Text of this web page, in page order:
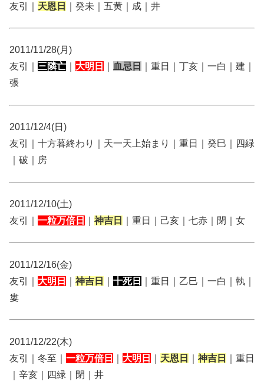
友引｜ 天恩日 ｜癸未｜五黄｜成｜井
2011/11/28(月)
友引｜ 三隣亡 大明日 血忌日
｜重日｜丁亥｜一白｜建｜
張
2011/12/4(日)
友引｜十方暮終わり｜天一天上始まり｜重日｜癸巳｜四緑
｜破｜房
2011/12/10(土)
友引｜ 一粒万倍日 神吉日 ｜重日｜己亥｜七赤｜閉｜女
2011/12/16(金)
友引｜ 大明日 神吉日 十死日
｜重日｜乙巳｜一白｜執｜
婁
2011/12/22(木)
友引｜冬至｜ 一粒万倍日 大明日 天恩日 神吉日
｜重日
｜辛亥｜四緑｜閉｜井